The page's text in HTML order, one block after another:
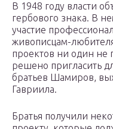
В 1948 году власти
гербового знака. В
участие
живописцам-
проектов ни один не
решено пригласить
братьев Шамиров,
Гавриила.
Братья получили